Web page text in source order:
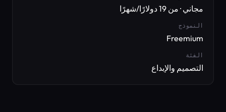
مجاني · من 19 دولارًا/شهرًا
النموذج
Freemium
الفئة
التصميم والإبداع